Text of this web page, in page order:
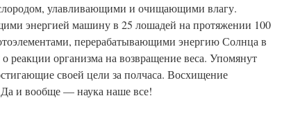
улавливающими и очищающими влагу.
энергией машину в 25 лошадей на протяжении 100
перерабатывающими энергию Солнца в
реакции организма на возвращение веса. Упомянут
своей цели за полчаса. Восхищение
и вообще — наука наше все!